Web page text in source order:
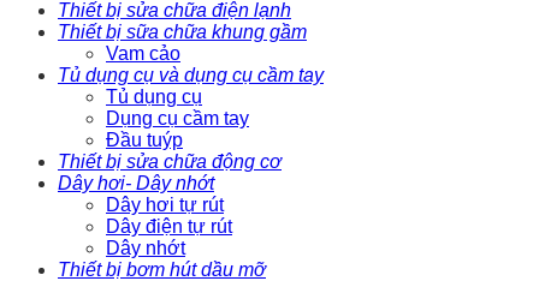
Thiết bị sửa chữa điện lạnh
Thiết bị sữa chữa khung gầm
Vam cảo
Tủ dụng cụ và dụng cụ cầm tay
Tủ dụng cụ
Dụng cụ cầm tay
Đầu tuýp
Thiết bị sửa chữa động cơ
Dây hơi- Dây nhớt
Dây hơi tự rút
Dây điện tự rút
Dây nhớt
Thiết bị bơm hút dầu mỡ